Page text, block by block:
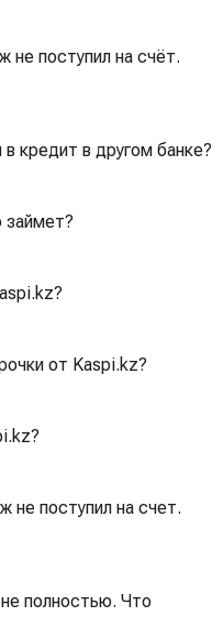
не поступил на счёт.
кредит в другом банке?
займет?
от Kaspi.kz?
не поступил на счет.
полностью. Что